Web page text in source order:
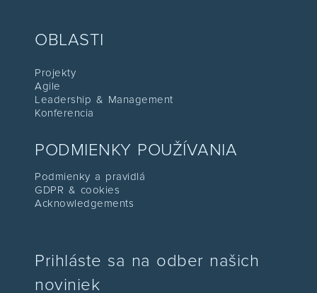
OBLASTI
Projekty
Agile
Leadership & Management
Konferencia
PODMIENKY POUŽÍVANIA
Podmienky a pravidlá
GDPR & cookies
Acknowledgements
Prihláste sa na odber našich
noviniek